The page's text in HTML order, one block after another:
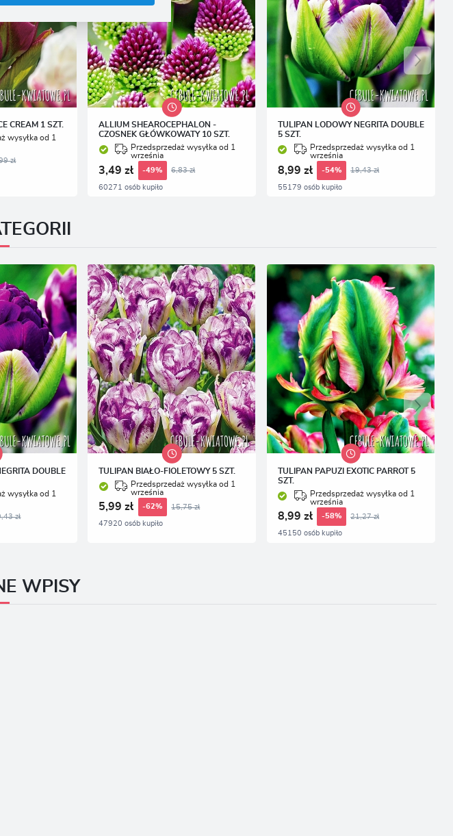
CREAM 1 SZT.
wysyłka od 1
zł
ALLIUM SHEAROCEPHALON -
CZOSNEK GŁÓWKOWATY 10 SZT.
Przedsprzedaż wysyłka od 1
września
3,49 zł -49% 6,83 zł
60271 osób kupiło
TULIPAN LODOWY NEGRITA DOUBLE
5 SZT.
Przedsprzedaż wysyłka od 1
września
8,99 zł -54% 19,43 zł
55179 osób kupiło
DOUBLE
wysyłka od 1
zł
TULIPAN BIAŁO-FIOLETOWY 5 SZT.
Przedsprzedaż wysyłka od 1
września
5,99 zł -62% 15,75 zł
47920 osób kupiło
TULIPAN PAPUZI EXOTIC PARROT 5
SZT.
Przedsprzedaż wysyłka od 1
września
8,99 zł -58% 21,27 zł
45150 osób kupiło
WPISY
w formie zanonimizowanej. Wyrażenie
informacje i aktualności na
komunikatów na podstawie analizy
przeglądanej witryny internetowej. Treści
trzecich lub firm będących naszymi
w charakterze pośredników
komunikatów mediów społecznościowych.